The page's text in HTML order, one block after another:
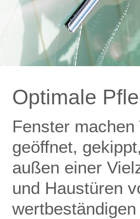
Optimale
Fenster
geöffnet,
außen einer
und Haustüren